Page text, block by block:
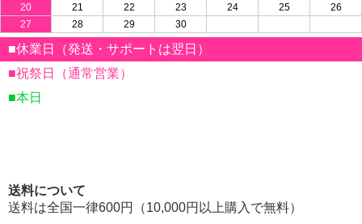
20
21 22 23 24 25
26
27
28 29 30
■休業日（発送・サポートは翌日）
■祝祭日（通常営業）
■本日
送料について
送料は全国一律600円（10,000円以上購入で無料）